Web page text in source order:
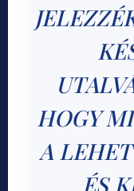
HOGY
A
ÉS